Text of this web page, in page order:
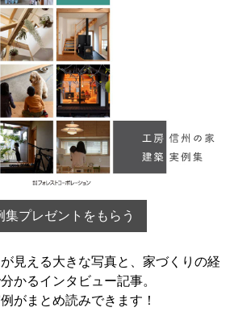
集プレゼントをもらう
見える大きな写真と、家づくりの経
かるインタビュー記事。
がまとめ読みできます！